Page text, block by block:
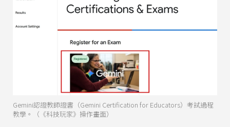
Gemini認證教師證書（Gemini Certification for Educators）考試過程
教學。（《科技玩家》操作畫面）